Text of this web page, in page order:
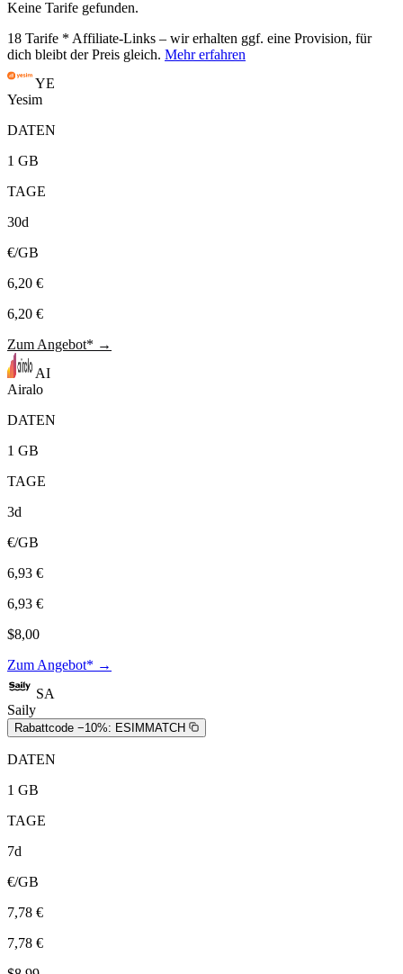
Keine Tarife gefunden.
18 Tarife * Affiliate-Links – wir erhalten ggf. eine Provision, für
dich bleibt der Preis gleich. Mehr erfahren
YE
Yesim
DATEN
1 GB
TAGE
30d
€/GB
6,20 €
6,20 €
Zum Angebot* →
AI
Airalo
DATEN
1 GB
TAGE
3d
€/GB
6,93 €
6,93 €
$8,00
Zum Angebot* →
SA
Saily
Rabattcode −10%: ESIMMATCH
DATEN
1 GB
TAGE
7d
€/GB
7,78 €
7,78 €